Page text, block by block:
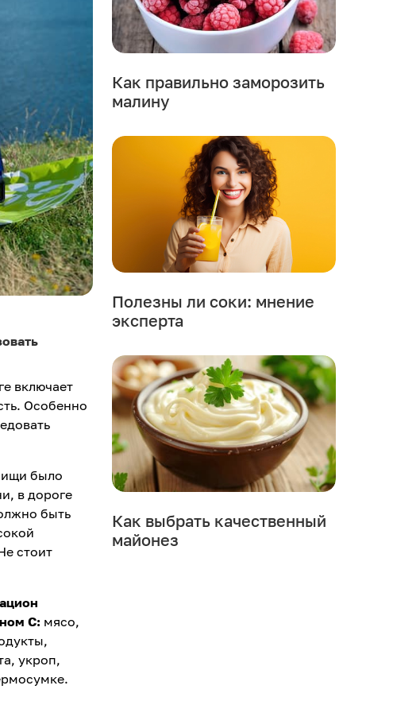
включает
Особенно
было
в дороге
быть
стоит
С: мясо,
укроп,
Как правильно заморозить
малину
Полезны ли соки: мнение
эксперта
Как выбрать качественный
майонез